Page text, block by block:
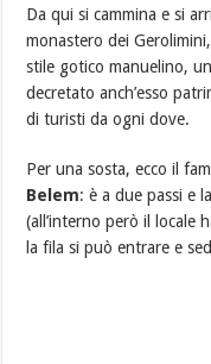
Da qui si cammina e si
monastero dei
stile gotico manuelino,
decretato anch’esso
di turisti da ogni dove.
Per una sosta, ecco il
Belem: è a due passi e
(all’interno però il locale
la fila si può entrare e